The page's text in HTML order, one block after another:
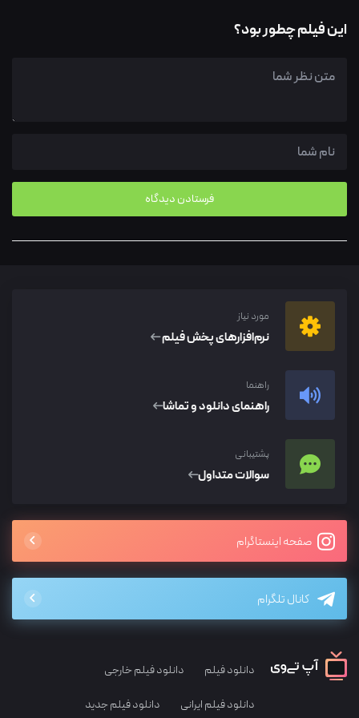
این فیلم چطور بود؟
مورد نیاز
نرم‌افزار‌های پخش فیلم
راهنما
راهنمای دانلود و تماشا
پشتیبانی
سوالات متداول
صفحه اینستاگرام
کانال تلگرام
دانلود فیلم دانلود فیلم خارجی
دانلود فیلم ایرانی دانلود فیلم جدید